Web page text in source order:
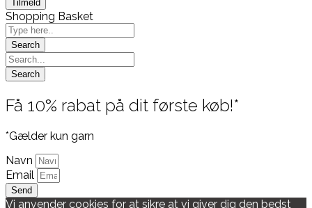
Tilmeld
Shopping Basket
Få 10% rabat på dit første køb!*
*Gælder kun garn
Navn
Email
Send
Vi anvender cookies for at sikre at vi giver dig den bedst